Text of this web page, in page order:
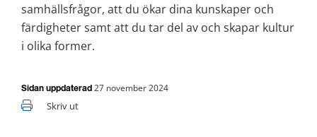
samhällsfrågor, att du ökar dina kunskaper och
färdigheter samt att du tar del av och skapar kultur
i olika former.
Sidan uppdaterad 27 november 2024
Skriv ut